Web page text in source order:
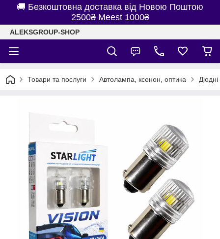
🚚 Безкоштовна доставка від Новою Поштою
2500₴ Meest 1000₴
ALEKSGROUP-SHOP
Товари та послуги Автолампа, ксенон, оптика